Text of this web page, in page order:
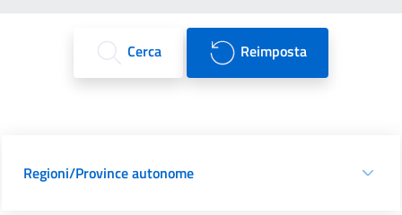
Cerca Reimposta
Regioni/Province autonome